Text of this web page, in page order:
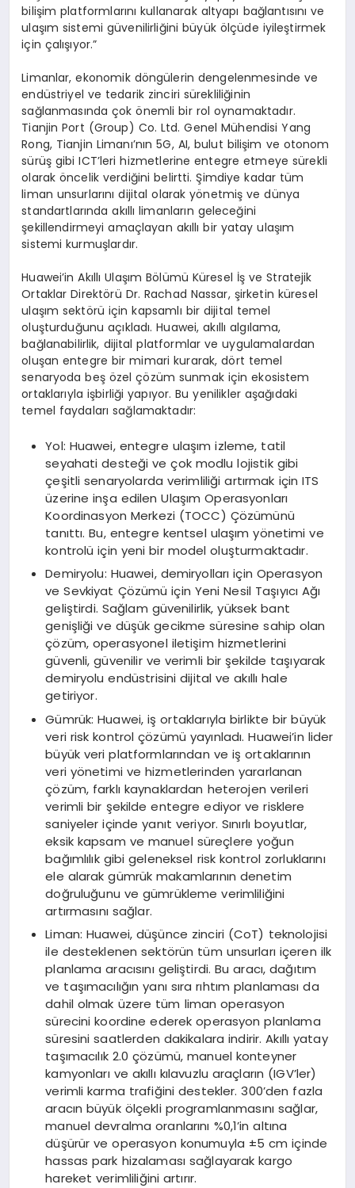
bilişim platformlarını kullanarak altyapı bağlantısını ve
ulaşım sistemi güvenilirliğini büyük ölçüde iyileştirmek
için çalışıyor.”
Limanlar, ekonomik döngülerin dengelenmesinde ve
endüstriyel ve tedarik zinciri sürekliliğinin
sağlanmasında çok önemli bir rol oynamaktadır.
Tianjin Port (Group) Co. Ltd. Genel Mühendisi Yang
Rong, Tianjin Limanı’nın 5G, AI, bulut bilişim ve otonom
sürüş gibi ICT’leri hizmetlerine entegre etmeye sürekli
olarak öncelik verdiğini belirtti. Şimdiye kadar tüm
liman unsurlarını dijital olarak yönetmiş ve dünya
standartlarında akıllı limanların geleceğini
şekillendirmeyi amaçlayan akıllı bir yatay ulaşım
sistemi kurmuşlardır.
Huawei’in Akıllı Ulaşım Bölümü Küresel İş ve Stratejik
Ortaklar Direktörü Dr. Rachad Nassar, şirketin küresel
ulaşım sektörü için kapsamlı bir dijital temel
oluşturduğunu açıkladı. Huawei, akıllı algılama,
bağlanabilirlik, dijital platformlar ve uygulamalardan
oluşan entegre bir mimari kurarak, dört temel
senaryoda beş özel çözüm sunmak için ekosistem
ortaklarıyla işbirliği yapıyor. Bu yenilikler aşağıdaki
temel faydaları sağlamaktadır:
Yol: Huawei, entegre ulaşım izleme, tatil
seyahati desteği ve çok modlu lojistik gibi
çeşitli senaryolarda verimliliği artırmak için ITS
üzerine inşa edilen Ulaşım Operasyonları
Koordinasyon Merkezi (TOCC) Çözümünü
tanıttı. Bu, entegre kentsel ulaşım yönetimi ve
kontrolü için yeni bir model oluşturmaktadır.
Demiryolu: Huawei, demiryolları için Operasyon
ve Sevkiyat Çözümü için Yeni Nesil Taşıyıcı Ağı
geliştirdi. Sağlam güvenilirlik, yüksek bant
genişliği ve düşük gecikme süresine sahip olan
çözüm, operasyonel iletişim hizmetlerini
güvenli, güvenilir ve verimli bir şekilde taşıyarak
demiryolu endüstrisini dijital ve akıllı hale
getiriyor.
Gümrük: Huawei, iş ortaklarıyla birlikte bir büyük
veri risk kontrol çözümü yayınladı. Huawei’in lider
büyük veri platformlarından ve iş ortaklarının
veri yönetimi ve hizmetlerinden yararlanan
çözüm, farklı kaynaklardan heterojen verileri
verimli bir şekilde entegre ediyor ve risklere
saniyeler içinde yanıt veriyor. Sınırlı boyutlar,
eksik kapsam ve manuel süreçlere yoğun
bağımlılık gibi geleneksel risk kontrol zorluklarını
ele alarak gümrük makamlarının denetim
doğruluğunu ve gümrükleme verimliliğini
artırmasını sağlar.
Liman: Huawei, düşünce zinciri (CoT) teknolojisi
ile desteklenen sektörün tüm unsurları içeren ilk
planlama aracısını geliştirdi. Bu aracı, dağıtım
ve taşımacılığın yanı sıra rıhtım planlaması da
dahil olmak üzere tüm liman operasyon
sürecini koordine ederek operasyon planlama
süresini saatlerden dakikalara indirir. Akıllı yatay
taşımacılık 2.0 çözümü, manuel konteyner
kamyonları ve akıllı kılavuzlu araçların (IGV’ler)
verimli karma trafiğini destekler. 300’den fazla
aracın büyük ölçekli programlanmasını sağlar,
manuel devralma oranlarını %0,1’in altına
düşürür ve operasyon konumuyla ±5 cm içinde
hassas park hizalaması sağlayarak kargo
hareket verimliliğini artırır.